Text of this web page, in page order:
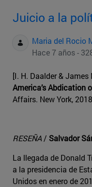
Juicio a la
Maria del Rocio
Hace 7 años -
[I. H. Daalder & James
America’s Abdication
Affairs. New York,
RESEÑA/ Salvador
La llegada de Donald
a la presidencia de
Unidos en enero de